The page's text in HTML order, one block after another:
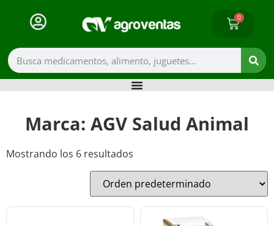
0
Marca: AGV Salud Animal
Mostrando los 6 resultados